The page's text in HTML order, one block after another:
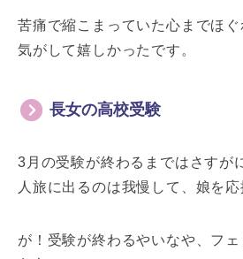
苦痛で縮こまっていた心までほ
気がして嬉しかったです。
長女の高校受験
3月の受験が終わるまではさすが
人旅に出るのは我慢して、娘を応
が！受験が終わるやいなや、フ